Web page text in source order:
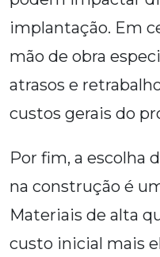
implantação. Em
mão de obra
atrasos e
custos gerais do
Por fim, a escolha
na construção é
Materiais de alta
custo inicial mais